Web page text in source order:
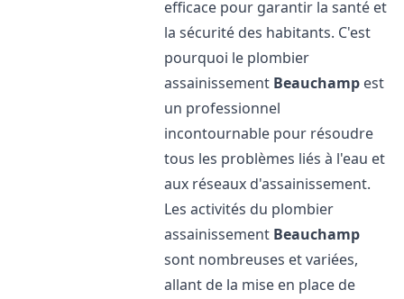
efficace pour garantir la santé et
la sécurité des habitants. C'est
pourquoi le plombier
assainissement Beauchamp est
un professionnel
incontournable pour résoudre
tous les problèmes liés à l'eau et
aux réseaux d'assainissement.
Les activités du plombier
assainissement Beauchamp
sont nombreuses et variées,
allant de la mise en place de